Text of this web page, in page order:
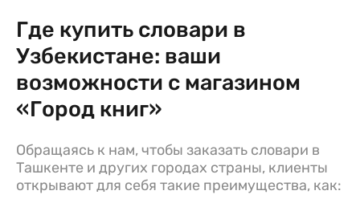
Где купить словари в
Узбекистане: ваши
возможности с магазином
«Город книг»
Обращаясь к нам, чтобы заказать словари в
Ташкенте и других городах страны, клиенты
открывают для себя такие преимущества, как: